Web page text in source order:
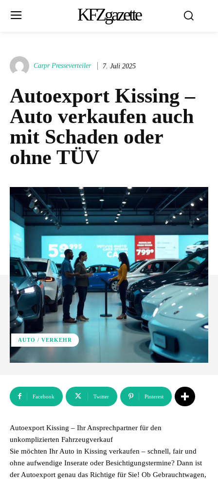
KFZgazette
Carpr Presseverteiler 7. Juli 2025
Autoexport Kissing –
Auto verkaufen auch
mit Schaden oder
ohne TÜV
AUTO / VERKEHR
Facebook Twitter Pinterest
Autoexport Kissing – Ihr Ansprechpartner für den
unkomplizierten Fahrzeugverkauf
Sie möchten Ihr Auto in Kissing verkaufen – schnell, fair und
ohne aufwendige Inserate oder Besichtigungstermine? Dann ist
der Autoexport genau das Richtige für Sie! Ob Gebrauchtwagen,